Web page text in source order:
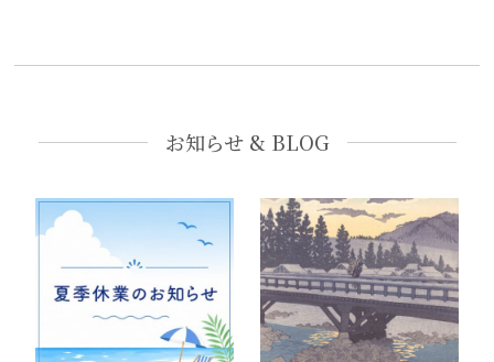
お知らせ & BLOG